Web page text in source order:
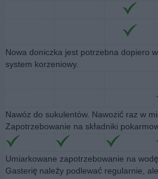
Nowa doniczka jest potrzebna dopiero
system korzeniowy.
Nawóz do sukulentów. Nawozić raz w
Zapotrzebowanie na składniki
Umiarkowane zapotrzebowanie na
Gasterię należy podlewać regularnie,